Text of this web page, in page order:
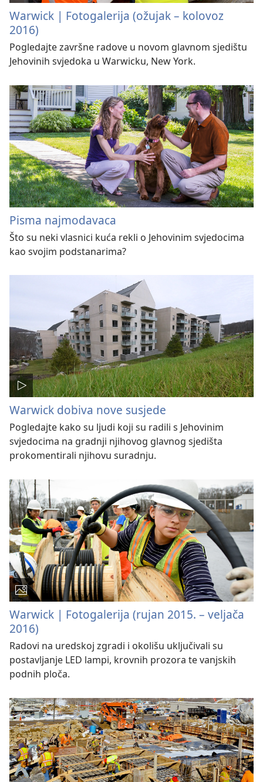
Warwick | Fotogalerija (ožujak – kolovoz
2016)
Pogledajte završne radove u novom glavnom sjedištu
Jehovinih svjedoka u Warwicku, New York.
Pisma najmodavaca
Što su neki vlasnici kuća rekli o Jehovinim svjedocima
kao svojim podstanarima?
Warwick dobiva nove susjede
Pogledajte kako su ljudi koji su radili s Jehovinim
svjedocima na gradnji njihovog glavnog sjedišta
prokomentirali njihovu suradnju.
Warwick | Fotogalerija (rujan 2015. – veljača
2016)
Radovi na uredskoj zgradi i okolišu uključivali su
postavljanje LED lampi, krovnih prozora te vanjskih
podnih ploča.